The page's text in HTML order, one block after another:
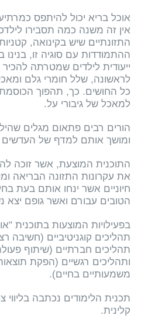
אוכל בריא יכול להיתפס
אין זה משנה כמה תסבירו
התזונתיים שיש בקינואה,
ההתמודדות עם סוגיה זו,
ייעודית לילדים שמטרתה
לראשונה, שלל חומרי גלם
כל החושים. כך, תהפוך
למאכל של גיבורי על.
הורים רבים פתאום מגלים
ומושך אותם למדף של העדשים
התוכנית המוצעת, אשר זוכה
את עקרונות התזונה הבריאה
חיוניים אשר ינחו אותם בעת
הטובים עבורם ואשר גופם יצא
בפעילויות המוצעות בתוכנית
תהליכים קוגניטיביים (חשיבה
תהליכים חברתיים (שיתוף
ותהליכים רגשיים (הפקת תוצאות
משמעותיים בחיים).
תכנית הלימודים נכתבה בליווי
קלינית.